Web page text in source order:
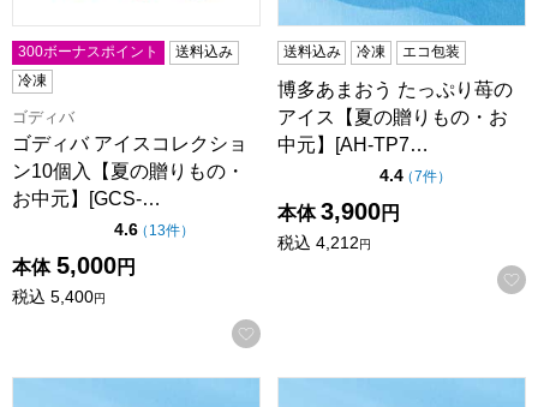
300ボーナスポイント
送料込み
冷凍
ゴディバ
ゴディバ アイスコレクショ
ン10個入【夏の贈りもの・
お中元】[GCS-…
4.6点（5点満点中）
（ 13件の評価
）
本体 5,000円
税込 5,400円
お気に入りに登録する
送料込み 冷凍 エコ包装
博多あまおう たっぷり苺の
アイス【夏の贈りもの・お
中元】[AH-TP7…
4.4点（5点満点中）
（7件の評価
）
本体 3,900円
税込 4,212円